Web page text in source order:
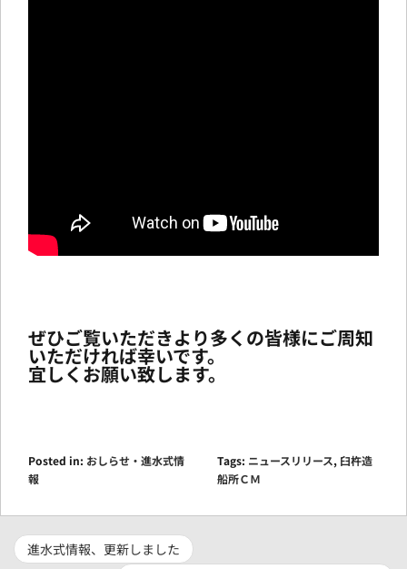
ぜひご覧いただきより多くの皆様にご周知
いただければ幸いです。
宜しくお願い致します。
Posted in: おしらせ・進水式情
報
Tags: ニュースリリース, 臼杵造
船所ＣＭ
進水式情報、更新しました